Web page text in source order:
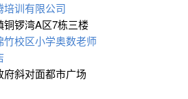
培训有限公司
锣湾A区7栋三楼
竹校区小学奥数老师
斜对面都市广场